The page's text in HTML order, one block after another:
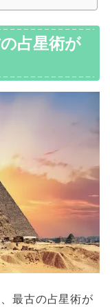
占星術が
最古の占星術が